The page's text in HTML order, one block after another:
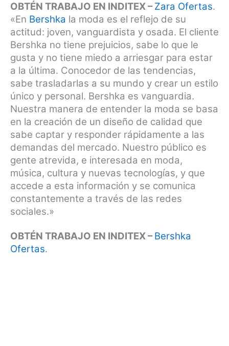
OBTÉN TRABAJO EN INDITEX –Zara Ofertas.
«En Bershka la moda es el reflejo de su
actitud: joven, vanguardista y osada. El cliente
Bershka no tiene prejuicios, sabe lo que le
gusta y no tiene miedo a arriesgar para estar
a la última. Conocedor de las tendencias,
sabe trasladarlas a su mundo y crear un estilo
único y personal. Bershka es vanguardia.
Nuestra manera de entender la moda se basa
en la creación de un diseño de calidad que
sabe captar y responder rápidamente a las
demandas del mercado. Nuestro público es
gente atrevida, e interesada en moda,
música, cultura y nuevas tecnologías, y que
accede a esta información y se comunica
constantemente a través de las redes
sociales.»
OBTÉN TRABAJO EN INDITEX –Bershka
Ofertas.